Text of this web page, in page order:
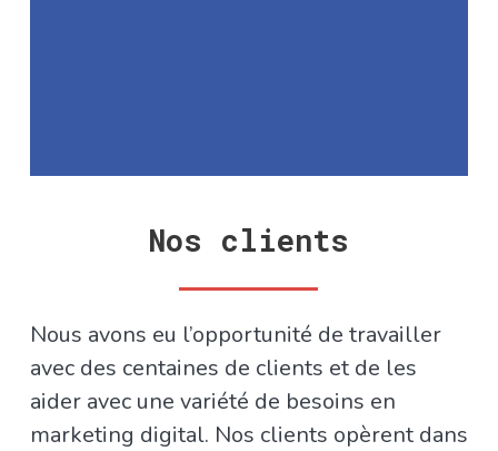
Nos clients
Nous avons eu l’opportunité de travailler
avec des centaines de clients et de les
aider avec une variété de besoins en
marketing digital. Nos clients opèrent dans